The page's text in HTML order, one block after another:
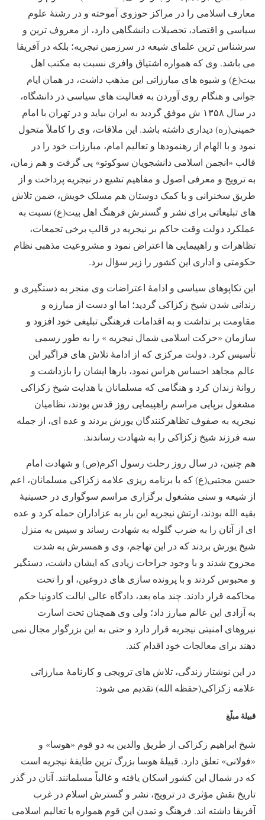
معارف اسلامی را در مراکز حوزوی آموخته و در رشتۀ علوم
سیاسی و اقتصاد، تحصیلات دانشگاهی دارد، از معروف ترین و
سرشناس ترین علمای شیعه در سرزمین نیجریه؛ بلکه در آفریقا
می باشد. وی که همواره اشتیاق وافری نسبت به مکتب اهل
بیت(ع) و شیوه های مبارزاتی این مذهب داشت، در همان ایام
جوانی و هنگام روی آوردن به فعالیت های سیاسی در دانشگاه،
در سال ۱۳۵۸ ش موفق گردید به ایران بیاید و در تهران با امام
خمینی(ره) دیداری داشته باشد. این ملاقات، وی را کاملاً متحول
نمود و با الهام از رهنمودها و تعالیم امام، مبارزات خود را در
قالب «انجمن اسلامی دانشجویان سوکوتو» پی گرفت و هم زمان،
به ترویج و معرفی اصول و مفاهیم تشیع در نیجریه پرداخت و از
طریق سخنرانی و با کمک دوستان هم مسلک خویش، ضمن تلاش
های تبلیغاتی برای نشر و گسترش فرهنگ اهل بیت(ع) نسبت به
عملکرد دولت وقت حاکم بر نیجریه در قالب برخی تجمعات،
تظاهرات و راهپیمایی ها اعتراض نمود و مشروعیت مذهبی نظام
حکومتی و اداری این کشور را زیر سؤال برد.
این تکاپوهای سیاسی و ادامۀ اعتراضات وی منجر به دستگیری و
زندانی شدن شیخ زکزاکی گردید؛ اما او دست از مبارزه و
مقاومت بر نداشت و به اقدامات فرهنگی تبلیغی خود افزود و
سازمان «حرکت اسلامی شمال نیجریه » را به طور رسمی
تأسیس کرد. دولت مرکزی که از ادامۀ تلاش های فراگیر این
عالم مجاهد احساس هراس نمود، بارها ایشان را بازداشت و
روانۀ زندان کرد و هنگامی که مسلمانان با هدایت شیخ زکزاکی
مشغول برپایی مراسم راهپیمایی روز قدس بودند، نظامیان
نیجریه به صفوف تظاهرکنندگان یورش بردند و عده ای، از جمله
سه فرزند شیخ زکزاکی را به شهادت رساندند.
هم چنین، در سال روز رحلت رسول اکرم(ص) و شهادت امام
حسن مجتبی(ع) که با برنامه ریزی علامه زکزاکی مسلمانان، اعم
از شیعه و سنی مشغول برگزاری مراسم سوگواری در حسینیۀ
بقیه الله بودند، ارتش نیجریه این بار به عزاداران حمله کرد و عده
ای از آنان را به ضرب گلوله به شهادت رساند و سپس به منزل
شیخ یورش بردند که در این تهاجم، وی و همسرش به شدت
مجروح شدند و با وجود جراحات زیادی که ایشان داشت، دستگیر
و محبوس کردند و با پرونده سازی های دروغین، او را تحت
محاکمه قرار دادند. چند ماه بعد، دادگاه عالی ایالت کادونیا حکم
به آزادی این عالم مبارز داد؛ ولی وی همچنان تحت اسارت
نیروهای امنیتی نیجریه قرار دارد و حتی به این بزرگوار مجال نمی
دهند برای معالجات خود اقدام کند.
در این نوشتار زندگی، تلاش های ترویجی و کارنامۀ مبارزاتی
علامه زکزاکی(حفظه الله) تقدیم می شود:
قبیلۀ مبلّغ
شیخ ابراهیم زکزاکی از طریق والدین به دو قوم «هوسا» و
«فولانی» تعلق دارد. قبیلۀ هوسا بزرگ ترین طایفۀ نیجریه است
که در شمال این کشور اسکان یافته و غالباً مسلمانند. آنان در گذر
تاریخ نقش مؤثری در ترویج، نشر و گسترش اسلام در غرب
آفریقا داشته اند. فرهنگ و تمدن این قوم همواره با تعالیم اسلامی